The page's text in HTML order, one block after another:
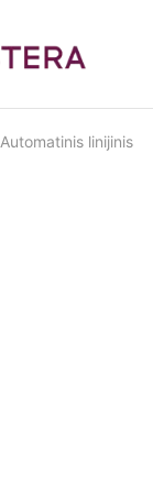
Automatinis linijinis